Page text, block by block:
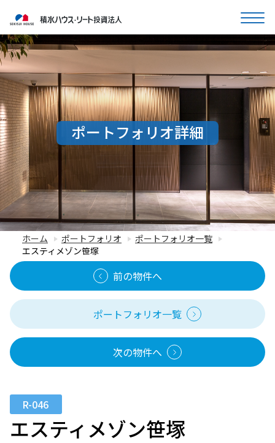
ポートフォリオ詳細
ホーム ポートフォリオ
ポートフォリオ一覧
エスティメゾン笹塚
前の物件へ
ポートフォリオ一覧
次の物件へ
R-046
エスティメゾン笹塚